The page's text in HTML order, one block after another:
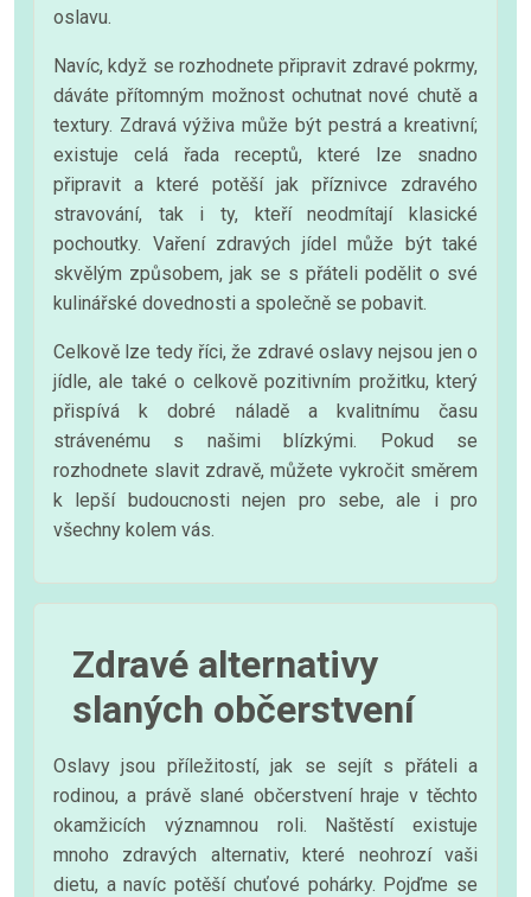
oslavu.
Navíc, když se rozhodnete připravit zdravé pokrmy,
dáváte přítomným možnost ochutnat nové chutě a
textury. Zdravá výživa může být pestrá a kreativní;
existuje celá řada receptů, které lze snadno
připravit a které potěší jak příznivce zdravého
stravování, tak i ty, kteří neodmítají klasické
pochoutky. Vaření zdravých jídel může být také
skvělým způsobem, jak se s přáteli podělit o své
kulinářské dovednosti a společně se pobavit.
Celkově lze tedy říci, že zdravé oslavy nejsou jen o
jídle, ale také o celkově pozitivním prožitku, který
přispívá k dobré náladě a kvalitnímu času
strávenému s našimi blízkými. Pokud se
rozhodnete slavit zdravě, můžete vykročit směrem
k lepší budoucnosti nejen pro sebe, ale i pro
všechny kolem vás.
Zdravé alternativy
slaných občerstvení
Oslavy jsou příležitostí, jak se sejít s přáteli a
rodinou, a právě slané občerstvení hraje v těchto
okamžicích významnou roli. Naštěstí existuje
mnoho zdravých alternativ, které neohrozí vaši
dietu, a navíc potěší chuťové pohárky. Pojďme se